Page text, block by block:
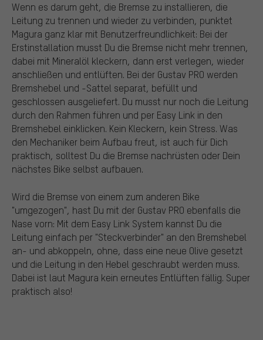
Wenn es darum geht, die Bremse zu installieren, die
Leitung zu trennen und wieder zu verbinden, punktet
Magura ganz klar mit Benutzerfreundlichkeit: Bei der
Erstinstallation musst Du die Bremse nicht mehr trennen,
dabei mit Mineralöl kleckern, dann erst verlegen, wieder
anschließen und entlüften. Bei der Gustav PRO werden
Bremshebel und -Sattel separat, befüllt und
geschlossen ausgeliefert. Du musst nur noch die Leitung
durch den Rahmen führen und per Easy Link in den
Bremshebel einklicken. Kein Kleckern, kein Stress. Was
den Mechaniker beim Aufbau freut, ist auch für Dich
praktisch, solltest Du die Bremse nachrüsten oder Dein
nächstes Bike selbst aufbauen.
Wird die Bremse von einem zum anderen Bike
"umgezogen", hast Du mit der Gustav PRO ebenfalls die
Nase vorn: Mit dem Easy Link System kannst Du die
Leitung einfach per "Steckverbinder" an den Bremshebel
an- und abkoppeln, ohne, dass eine neue Olive gesetzt
und die Leitung in den Hebel geschraubt werden muss.
Dabei ist laut Magura kein erneutes Entlüften fällig. Super
praktisch also!